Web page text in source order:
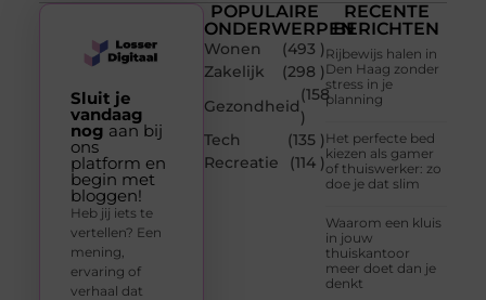
POPULAIRE
ONDERWERPEN
Wonen
(493 )
Zakelijk
(298 )
Gezondheid
(158
)
Tech
(135 )
Recreatie
(114 )
RECENTE
BERICHTEN
Rijbewijs halen in
Den Haag zonder
stress in je
planning
Het perfecte bed
kiezen als gamer
of thuiswerker: zo
doe je dat slim
Waarom een kluis
in jouw
thuiskantoor
meer doet dan je
denkt
Sluit je
vandaag
nog aan bij
ons
platform en
begin met
bloggen!
Heb jij iets te
vertellen? Een
mening,
ervaring of
verhaal dat